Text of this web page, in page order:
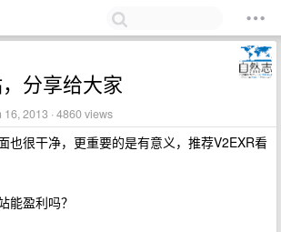
分享给大家
16, 2013 · 4860 views
也很干净，更重要的是有意义，推荐V2EXR看
能盈利吗？